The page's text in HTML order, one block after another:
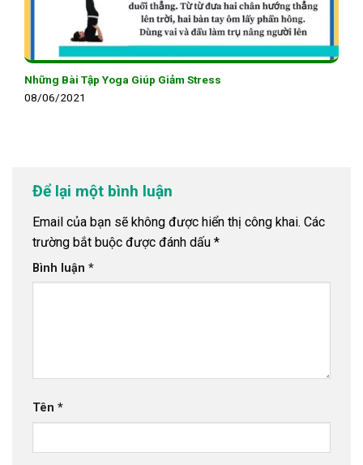
Những Bài Tập Yoga Giúp Giảm Stress
08/06/2021
Để lại một bình luận
Email của bạn sẽ không được hiển thị công khai. Các
trường bắt buộc được đánh dấu *
Bình luận *
Tên *